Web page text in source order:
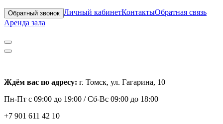
Обратный звонок Личный кабинетКонтактыОбратная связь
Аренда зала
Ждём вас по адресу: г. Томск, ул. Гагарина, 10
Пн-Пт с 09:00 до 19:00 /Сб-Вс 09:00 до 18:00
+7 901 611 42 10